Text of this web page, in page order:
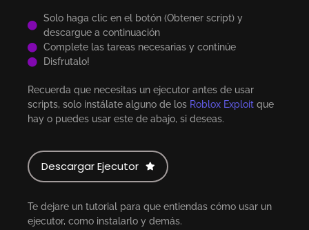
Solo haga clic en el botón (Obtener script) y
descargue a continuación
Complete las tareas necesarias y continúe
Disfrutalo!
Recuerda que necesitas un ejecutor antes de usar
scripts, solo instálate alguno de los Roblox Exploit que
hay o puedes usar este de abajo, si deseas.
Descargar Ejecutor
Te dejare un tutorial para que entiendas cómo usar un
ejecutor, como instalarlo y demás.